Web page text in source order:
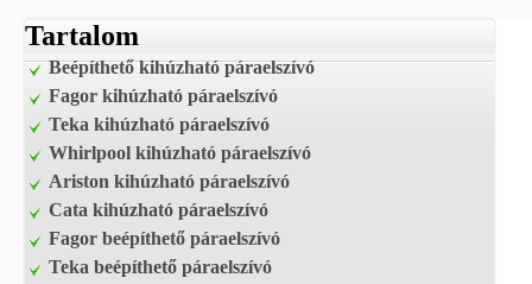
Tartalom
Beépíthető kihúzható páraelszívó
Fagor kihúzható páraelszívó
Teka kihúzható páraelszívó
Whirlpool kihúzható páraelszívó
Ariston kihúzható páraelszívó
Cata kihúzható páraelszívó
Fagor beépíthető páraelszívó
Teka beépíthető páraelszívó